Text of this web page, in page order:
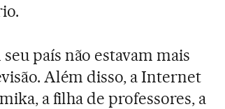
país não estavam mais
Além disso, a Internet
a filha de professores, a